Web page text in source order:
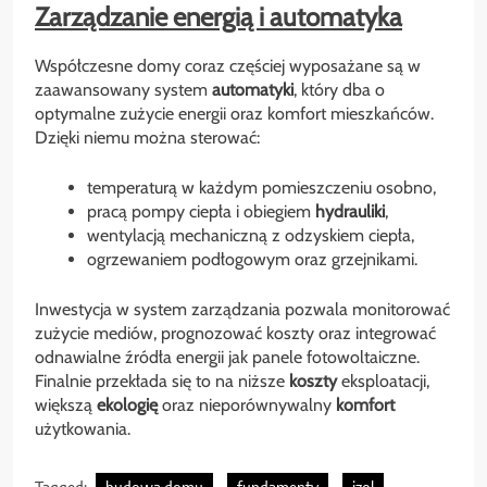
Zarządzanie energią i automatyka
Współczesne domy coraz częściej wyposażane są w
zaawansowany system automatyki, który dba o
optymalne zużycie energii oraz komfort mieszkańców.
Dzięki niemu można sterować:
temperaturą w każdym pomieszczeniu osobno,
pracą pompy ciepła i obiegiem hydrauliki,
wentylacją mechaniczną z odzyskiem ciepła,
ogrzewaniem podłogowym oraz grzejnikami.
Inwestycja w system zarządzania pozwala monitorować
zużycie mediów, prognozować koszty oraz integrować
odnawialne źródła energii jak panele fotowoltaiczne.
Finalnie przekłada się to na niższe kosztyeksploatacji,
większą ekologięoraz nieporównywalny komfort
użytkowania.